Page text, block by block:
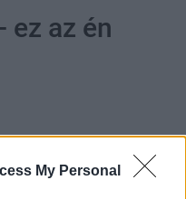
My Personal
ez az én
a középkorba invitál